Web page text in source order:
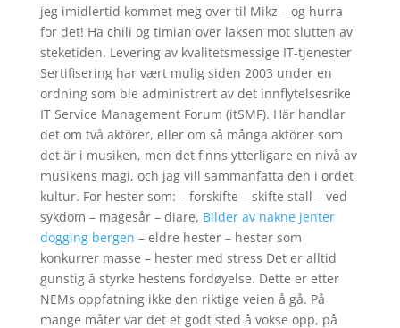
jeg imidlertid kommet meg over til Mikz – og hurra
for det! Ha chili og timian over laksen mot slutten av
steketiden. Levering av kvalitetsmessige IT-tjenester
Sertifisering har vært mulig siden 2003 under en
ordning som ble administrert av det innflytelsesrike
IT Service Management Forum (itSMF). Här handlar
det om två aktörer, eller om så många aktörer som
det är i musiken, men det finns ytterligare en nivå av
musikens magi, och jag vill sammanfatta den i ordet
kultur. For hester som: – forskifte – skifte stall – ved
sykdom – magesår – diare, Bilder av nakne jenter
dogging bergen – eldre hester – hester som
konkurrer masse – hester med stress Det er alltid
gunstig å styrke hestens fordøyelse. Dette er etter
NEMs oppfatning ikke den riktige veien å gå. På
mange måter var det et godt sted å vokse opp, på